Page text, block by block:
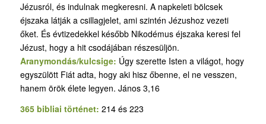
Jézusról, és indulnak megkeresni. A napkeleti bölcsek
éjszaka látják a csillagjelet, ami szintén Jézushoz vezeti
őket. És évtizedekkel később Nikodémus éjszaka keresi fel
Jézust, hogy a hit csodájában részesüljön.
Aranymondás/kulcsige: Úgy szerette Isten a világot, hogy
egyszülött Fiát adta, hogy aki hisz őbenne, el ne vesszen,
hanem örök élete legyen. János 3,16
365 bibliai történet: 214 és 223